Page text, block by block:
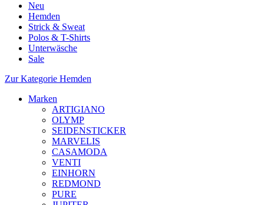
Neu
Hemden
Strick & Sweat
Polos & T-Shirts
Unterwäsche
Sale
Zur Kategorie Hemden
Marken
ARTIGIANO
OLYMP
SEIDENSTICKER
MARVELIS
CASAMODA
VENTI
EINHORN
REDMOND
PURE